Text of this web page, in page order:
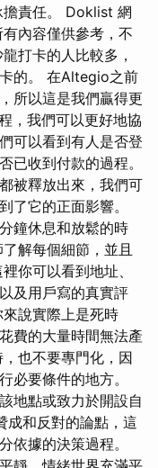
擔責任。 Doklist 網
內容僅供參考，不
打卡的人比較多，
的。 在Altegio之前
所以這是我們贏得更
，我們可以更好地協
可以看到有人是否登
已收到付款的過程。
被釋放出來，我們可
了它的正面影響。
鐘休息和放鬆的時
解每個細節，並且
你可以看到地址、
及用戶寫的真實評
說實際上是死時
費的大量時間無法產
也不要專門化，因
必要條件的地方。
地點或致力於開設自
成和反對的論點，這
依據的決策過程。